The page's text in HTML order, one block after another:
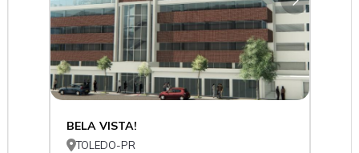
BELA VISTA!
TOLEDO-PR